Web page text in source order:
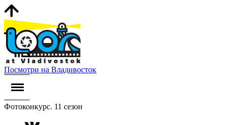
Посмотри на Владивосток
Фотоконкурс. 11 сезон